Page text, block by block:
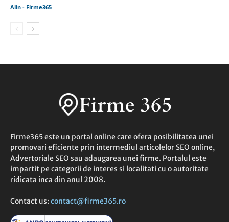
Alin - Firme365
Firme365 este un portal online care ofera posibilitatea unei
promovari eficiente prin intermediul articolelor SEO online,
Advertoriale SEO sau adaugarea unei firme. Portalul este
impartit pe categorii de interes si localitati cu o autoritate
ridicata inca din anul 2008.
Contact us: contact@firme365.ro